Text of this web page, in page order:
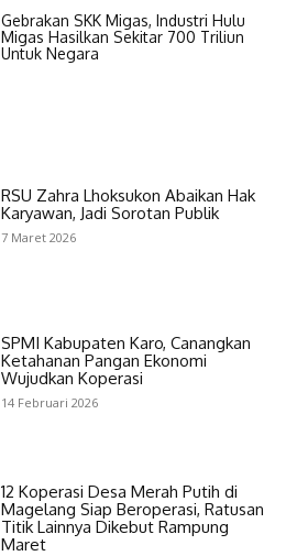
Gebrakan SKK Migas, Industri Hulu
Migas Hasilkan Sekitar 700 Triliun
Untuk Negara
RSU Zahra Lhoksukon Abaikan Hak
Karyawan, Jadi Sorotan Publik
7 Maret 2026
SPMI Kabupaten Karo, Canangkan
Ketahanan Pangan Ekonomi
Wujudkan Koperasi
14 Februari 2026
12 Koperasi Desa Merah Putih di
Magelang Siap Beroperasi, Ratusan
Titik Lainnya Dikebut Rampung
Maret